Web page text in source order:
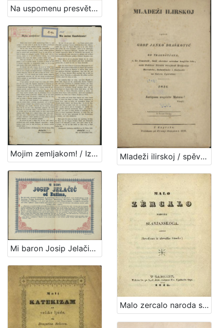
Na uspomenu presvětlomu gospodinu baronu Josipu Jelačiću Bužimskomu, perve banske narodne graničarske regimente pukovniku (P. N.) prigodom njegovog dolazka u Pokupsko / od Pavla Štoosa
Mojim zemljakom! / Iz glavnog kvartira u Zvölfaxingu kod Beča 24. listop. 1848. Jelačić, v. r. ban i feldmaršallajtnant Mladeži ilirskoj / spěva Janko Drašković od Trakoštjana
Mi baron Josip Jelačić od Bužima, ban harvatski ... svemu harvatskomu i slavonskomu narodu i puku od Boga pomoć i pozdrav : [Akoprem je već u kraljevinah Harvatskoj i Slavonii proglašeno, da je svaka urbarialska daća, tlaka i desetina carkvena dotargnuta, ...]
Malo zercalo naroda slavjanskoga : (izvadjeno iz slovačke čitanke) / [JKS].